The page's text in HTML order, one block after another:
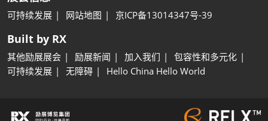
可持续发展 网站地图 京ICP备13014347号-39
Built by RX
其他励展展会 励展新闻 加入我们
包容性和多元化
可持续发展
无障碍 Hello China Hello World